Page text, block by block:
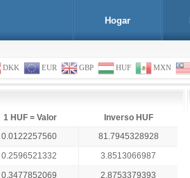
Hogar
DKK EUR GBP HUF MXN
1 HUF = Valor
Inverso HUF
0.0122257560
81.7945328928
0.2596521332
3.8513066987
0.3477852069
2.8753379393